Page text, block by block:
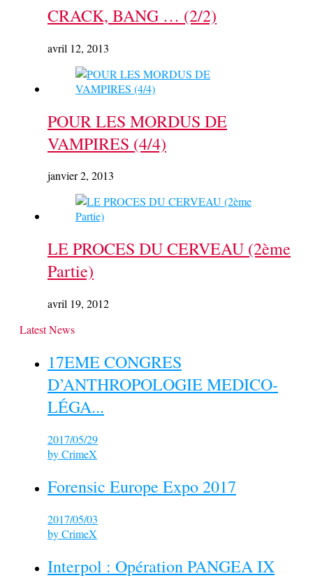
CRACK, BANG … (2/2)
avril 12, 2013
POUR LES MORDUS DE
VAMPIRES (4/4)
janvier 2, 2013
LE PROCES DU CERVEAU (2ème
Partie)
avril 19, 2012
Latest News
17EME CONGRES
D’ANTHROPOLOGIE MEDICO-
LÉGA...
2017/05/29
byCrimeX
Forensic Europe Expo 2017
2017/05/03
byCrimeX
Interpol : Opération PANGEA IX